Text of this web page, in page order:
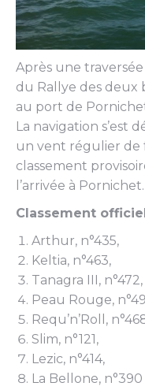
Après une
du Rallye des deux
au port de
La navigation s’est
un vent régulier de
classement
l’arrivée à Pornichet.
Classement
Arthur, n°435,
Keltia, n°463,
Tanagra III, n°472,
Peau Rouge,
Requ’n’Roll,
Slim, n°121,
Lezic, n°414,
La Bellone, n°390